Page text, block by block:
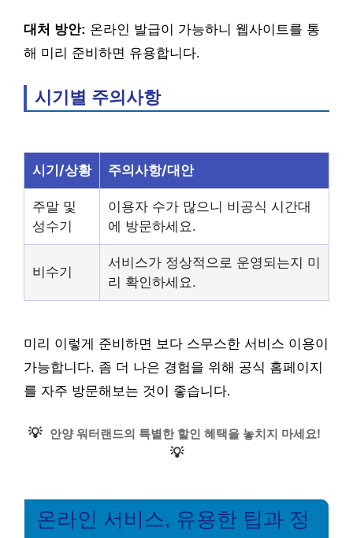
대처 방안: 온라인 발급이 가능하니 웹사이트를 통
해 미리 준비하면 유용합니다.
시기별 주의사항
시기/상황 주의사항/대안
주말 및
성수기
이용자 수가 많으니 비공식 시간대
에 방문하세요.
비수기
서비스가 정상적으로 운영되는지 미
리 확인하세요.
미리 이렇게 준비하면 보다 스무스한 서비스 이용이
가능합니다. 좀 더 나은 경험을 위해 공식 홈페이지
를 자주 방문해보는 것이 좋습니다.
💡 안양 워터랜드의 특별한 할인 혜택을 놓치지 마세요!
💡
온라인 서비스, 유용한 팁과 정